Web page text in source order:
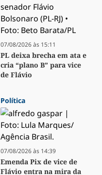
07/08/2026 às 15:11
PL deixa brecha em ata e
cria “plano B” para vice
de Flávio
Política
07/08/2026 às 14:39
Emenda Pix de vice de
Flávio entra na mira da